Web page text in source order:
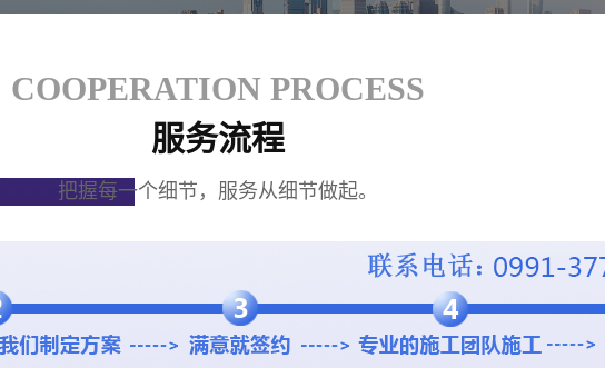
COOPERATION PROCESS
服务流程
把握每一个细节，服务从细节做起。